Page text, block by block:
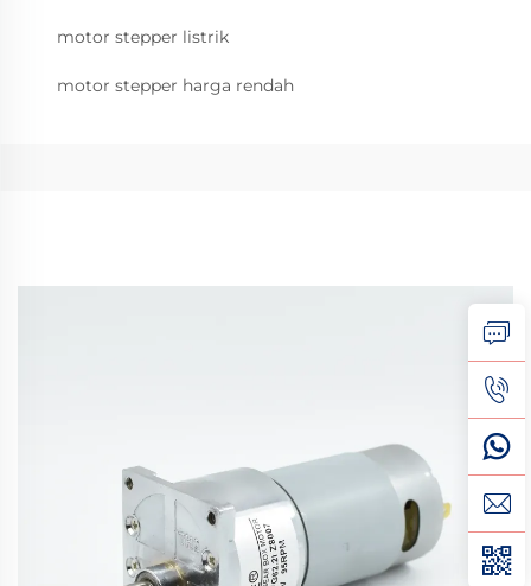
motor stepper listrik
motor stepper harga rendah